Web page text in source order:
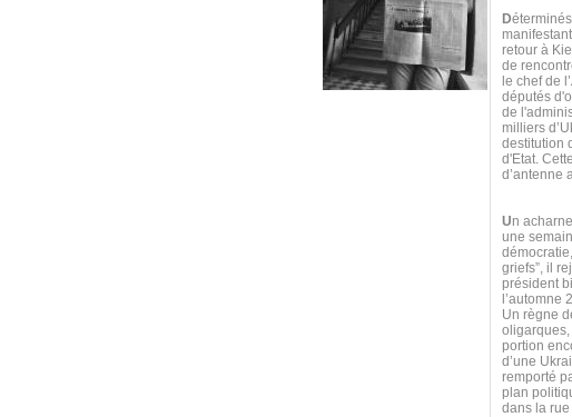
D
retour à
de
le chef de
députés
de
milliers
destitution
d'Etat.
d’antenne
Un
une
griefs”, il
président
l’automne
Un règne
oligarques,
portion
d’une
remporté
plan
dans la